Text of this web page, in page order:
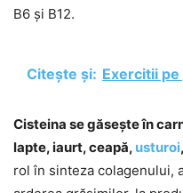
B6 și B12.
Citește și: Exercitii
Cisteina se găsește în
lapte, iaurt, ceapă, usturoi
rol în sinteza colagenului,